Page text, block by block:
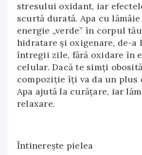
stresului oxidant, iar
scurtă durată. Apa cu
energie „verde” în corpul
hidratare și oxigenare, de-a
întregii zile, fără oxidare în
celular. Dacă te simți
compoziție îți va da un plus
Apa ajută la curățare, iar
relaxare.
Întinerește pielea